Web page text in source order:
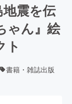
震を伝
ゃん』絵
ト
書籍・雑誌出版